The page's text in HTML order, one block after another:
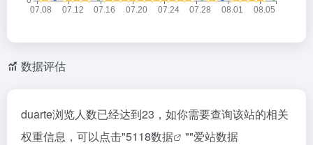
数据评估
duarte浏览人数已经达到23，如你需要查询该站的相关
权重信息，可以点击"5118数据 ""爱站数据